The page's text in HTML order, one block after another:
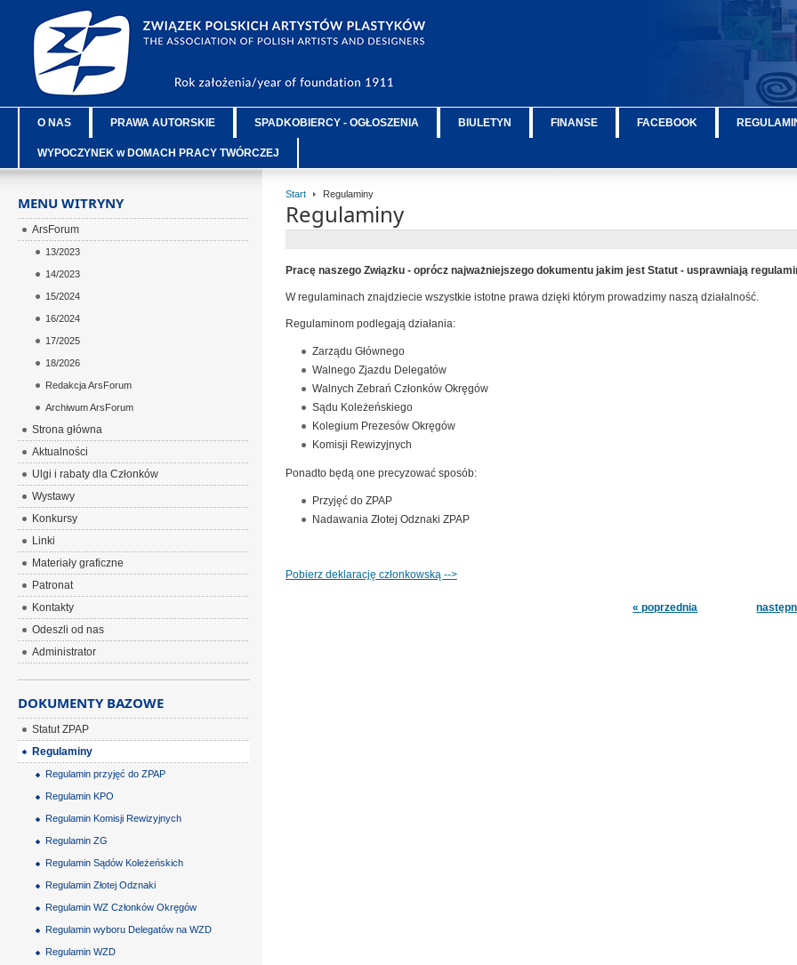
O NAS PRAWA AUTORSKIE SPADKOBIERCY - OGŁOSZENIA BIULETYN FINANSE FACEBOOK
WYPOCZYNEK w DOMACH PRACY TWÓRCZEJ
Start Regulaminy
Regulaminy
Pracę naszego Związku - oprócz najważniejszego dokumentu jakim jest Statut - usprawniają
W regulaminach znajdziecie wszystkie istotne prawa dzięki którym prowadzimy naszą działalność.
Regulaminom podlegają działania:
Zarządu Głównego
Walnego Zjazdu Delegatów
Walnych Zebrań Członków Okręgów
Sądu Koleżeńskiego
Kolegium Prezesów Okręgów
Komisji Rewizyjnych
Ponadto będą one precyzować sposób:
Przyjęć do ZPAP
Nadawania Złotej Odznaki ZPAP
Pobierz deklarację członkowską -->
« poprzednia
MENU WITRYNY
ArsForum
13/2023
14/2023
15/2024
16/2024
17/2025
18/2026
Redakcja ArsForum
Archiwum ArsForum
Strona główna
Aktualności
Ulgi i rabaty dla Członków
Wystawy
Konkursy
Linki
Materiały graficzne
Patronat
Kontakty
Odeszli od nas
Administrator
DOKUMENTY BAZOWE
Statut ZPAP
Regulaminy
Regulamin przyjęć do ZPAP
Regulamin KPO
Regulamin Komisji Rewizyjnych
Regulamin ZG
Regulamin Sądów Koleżeńskich
Regulamin Złotej Odznaki
Regulamin WZ Członków Okręgów
Regulamin wyboru Delegatów na WZD
Regulamin WZD